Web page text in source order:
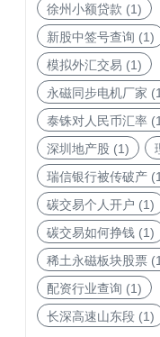
徐州小额贷款 (1)
新股中签号查询 (1)
模拟外汇交易 (1)
永磁同步电机厂家
泰铢对人民币汇率
深圳地产股 (1)
瑞信银行被传破产
碳交易个人开户 (1)
碳交易如何挣钱(1)
稀土永磁板块股票
配资行业查询 (1)
长深高速山东段(1)